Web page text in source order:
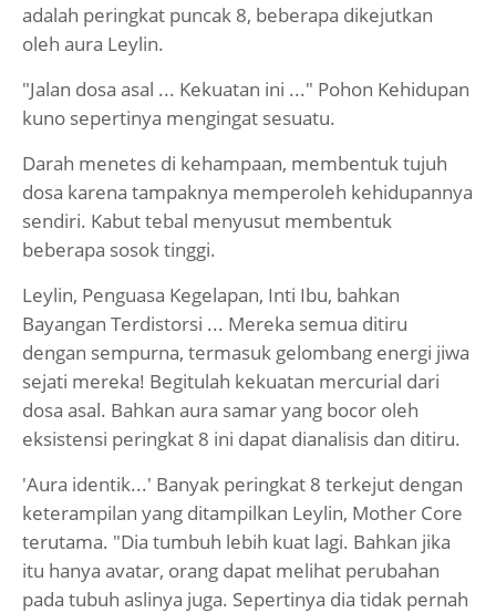
adalah peringkat puncak 8, beberapa dikejutkan
oleh aura Leylin.
"Jalan dosa asal ... Kekuatan ini ..." Pohon Kehidupan
kuno sepertinya mengingat sesuatu.
Darah menetes di kehampaan, membentuk tujuh
dosa karena tampaknya memperoleh kehidupannya
sendiri. Kabut tebal menyusut membentuk
beberapa sosok tinggi.
Leylin, Penguasa Kegelapan, Inti Ibu, bahkan
Bayangan Terdistorsi ... Mereka semua ditiru
dengan sempurna, termasuk gelombang energi jiwa
sejati mereka! Begitulah kekuatan mercurial dari
dosa asal. Bahkan aura samar yang bocor oleh
eksistensi peringkat 8 ini dapat dianalisis dan ditiru.
'Aura identik...' Banyak peringkat 8 terkejut dengan
keterampilan yang ditampilkan Leylin, Mother Core
terutama. "Dia tumbuh lebih kuat lagi. Bahkan jika
itu hanya avatar, orang dapat melihat perubahan
pada tubuh aslinya juga. Sepertinya dia tidak pernah